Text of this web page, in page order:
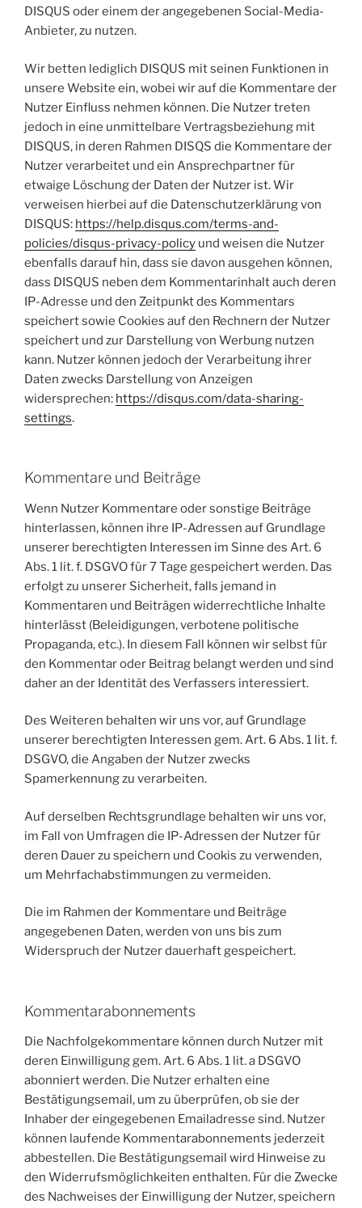
DISQUS oder einem der angegebenen Social-Media-
Anbieter, zu nutzen.
Wir betten lediglich DISQUS mit seinen Funktionen in
unsere Website ein, wobei wir auf die Kommentare der
Nutzer Einfluss nehmen können. Die Nutzer treten
jedoch in eine unmittelbare Vertragsbeziehung mit
DISQUS, in deren Rahmen DISQS die Kommentare der
Nutzer verarbeitet und ein Ansprechpartner für
etwaige Löschung der Daten der Nutzer ist. Wir
verweisen hierbei auf die Datenschutzerklärung von
DISQUS: https://help.disqus.com/terms-and-
policies/disqus-privacy-policy und weisen die Nutzer
ebenfalls darauf hin, dass sie davon ausgehen können,
dass DISQUS neben dem Kommentarinhalt auch deren
IP-Adresse und den Zeitpunkt des Kommentars
speichert sowie Cookies auf den Rechnern der Nutzer
speichert und zur Darstellung von Werbung nutzen
kann. Nutzer können jedoch der Verarbeitung ihrer
Daten zwecks Darstellung von Anzeigen
widersprechen: https://disqus.com/data-sharing-
settings.
Kommentare und Beiträge
Wenn Nutzer Kommentare oder sonstige Beiträge
hinterlassen, können ihre IP-Adressen auf Grundlage
unserer berechtigten Interessen im Sinne des Art. 6
Abs. 1 lit. f. DSGVO für 7 Tage gespeichert werden. Das
erfolgt zu unserer Sicherheit, falls jemand in
Kommentaren und Beiträgen widerrechtliche Inhalte
hinterlässt (Beleidigungen, verbotene politische
Propaganda, etc.). In diesem Fall können wir selbst für
den Kommentar oder Beitrag belangt werden und sind
daher an der Identität des Verfassers interessiert.
Des Weiteren behalten wir uns vor, auf Grundlage
unserer berechtigten Interessen gem. Art. 6 Abs. 1 lit. f.
DSGVO, die Angaben der Nutzer zwecks
Spamerkennung zu verarbeiten.
Auf derselben Rechtsgrundlage behalten wir uns vor,
im Fall von Umfragen die IP-Adressen der Nutzer für
deren Dauer zu speichern und Cookis zu verwenden,
um Mehrfachabstimmungen zu vermeiden.
Die im Rahmen der Kommentare und Beiträge
angegebenen Daten, werden von uns bis zum
Widerspruch der Nutzer dauerhaft gespeichert.
Kommentarabonnements
Die Nachfolgekommentare können durch Nutzer mit
deren Einwilligung gem. Art. 6 Abs. 1 lit. a DSGVO
abonniert werden. Die Nutzer erhalten eine
Bestätigungsemail, um zu überprüfen, ob sie der
Inhaber der eingegebenen Emailadresse sind. Nutzer
können laufende Kommentarabonnements jederzeit
abbestellen. Die Bestätigungsemail wird Hinweise zu
den Widerrufsmöglichkeiten enthalten. Für die Zwecke
des Nachweises der Einwilligung der Nutzer, speichern